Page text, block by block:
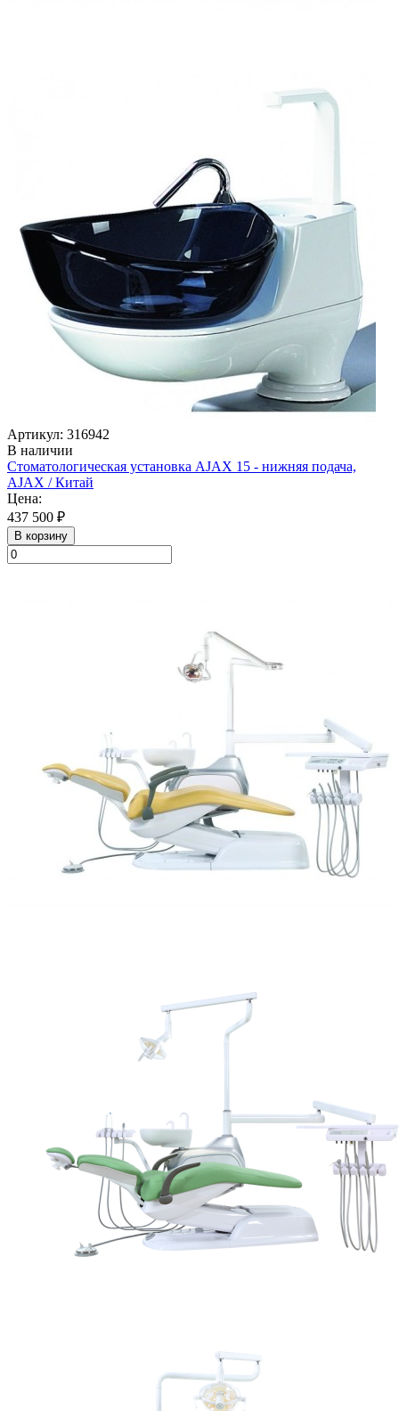
Артикул: 316942
В наличии
Стоматологическая установка AJAX 15 - нижняя подача,
AJAX / Китай
Цена:
437 500 ₽
В корзину